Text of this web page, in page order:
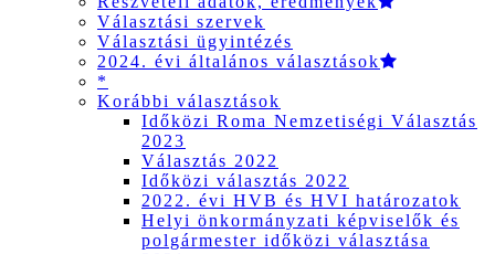
Választási szervek
Választási ügyintézés
2024. évi általános választások
*
Korábbi választások
Időközi Roma Nemzetiségi Választás
2023
Választás 2022
Időközi választás 2022
2022. évi HVB és HVI határozatok
Helyi önkormányzati képviselők és
polgármester időközi választása